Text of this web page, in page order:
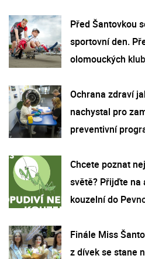
Před Šantovkou
sportovní den.
olomouckých
Ochrana zdraví
nachystal pro
preventivní
Chcete poznat
světě? Přijďte na
kouzelní do
Finále Miss
z dívek se stane